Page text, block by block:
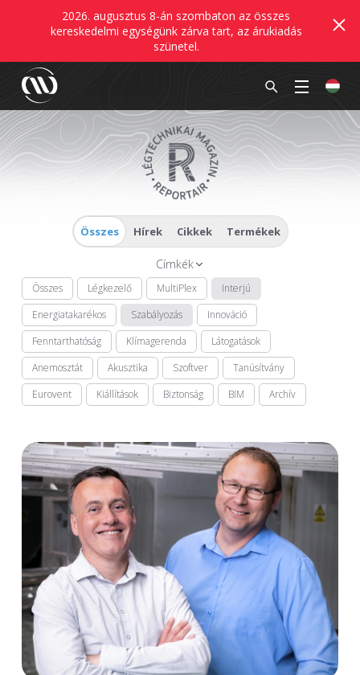
2026. augusztus 8-án szombaton az összes
kereskedelmi egységünk zárva tart, az árukiadás
szünetel.
Összes Hírek Cikkek Termékek
Címkék
Összes Légkezelő MultiPlex
Interjú
Energiatakarékos
Szabályozás
Innováció
Fenntarthatóság
Klímagerenda
Látogatások
Anemosztát
Akusztika Szoftver
Tanúsítvány
Eurovent
Kiállítások Biztonság BIM Archív